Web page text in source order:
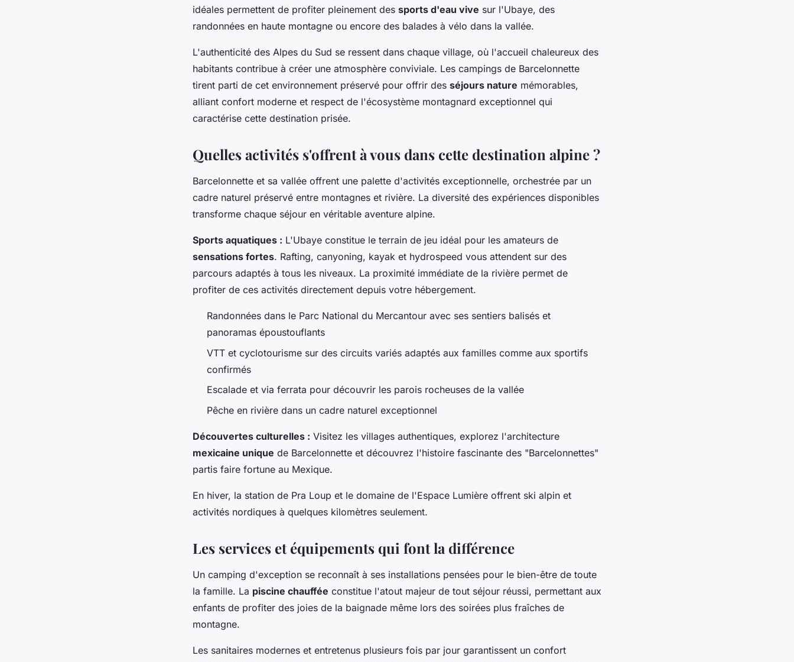
idéales permettent de profiter pleinement des sports d'eau vive sur l'Ubaye, des
randonnées en haute montagne ou encore des balades à vélo dans la vallée.
L'authenticité des Alpes du Sud se ressent dans chaque village, où l'accueil chaleureux des
habitants contribue à créer une atmosphère conviviale. Les campings de Barcelonnette
tirent parti de cet environnement préservé pour offrir des séjours nature mémorables,
alliant confort moderne et respect de l'écosystème montagnard exceptionnel qui
caractérise cette destination prisée.
Quelles activités s'offrent à vous dans cette destination alpine ?
Barcelonnette et sa vallée offrent une palette d'activités exceptionnelle, orchestrée par un
cadre naturel préservé entre montagnes et rivière. La diversité des expériences disponibles
transforme chaque séjour en véritable aventure alpine.
Sports aquatiques : L'Ubaye constitue le terrain de jeu idéal pour les amateurs de
sensations fortes. Rafting, canyoning, kayak et hydrospeed vous attendent sur des
parcours adaptés à tous les niveaux. La proximité immédiate de la rivière permet de
profiter de ces activités directement depuis votre hébergement.
Randonnées dans le Parc National du Mercantour avec ses sentiers balisés et
panoramas époustouflants
VTT et cyclotourisme sur des circuits variés adaptés aux familles comme aux sportifs
confirmés
Escalade et via ferrata pour découvrir les parois rocheuses de la vallée
Pêche en rivière dans un cadre naturel exceptionnel
Découvertes culturelles : Visitez les villages authentiques, explorez l'architecture
mexicaine unique de Barcelonnette et découvrez l'histoire fascinante des "Barcelonnettes"
partis faire fortune au Mexique.
En hiver, la station de Pra Loup et le domaine de l'Espace Lumière offrent ski alpin et
activités nordiques à quelques kilomètres seulement.
Les services et équipements qui font la différence
Un camping d'exception se reconnaît à ses installations pensées pour le bien-être de toute
la famille. La piscine chauffée constitue l'atout majeur de tout séjour réussi, permettant aux
enfants de profiter des joies de la baignade même lors des soirées plus fraîches de
montagne.
Les sanitaires modernes et entretenus plusieurs fois par jour garantissent un confort